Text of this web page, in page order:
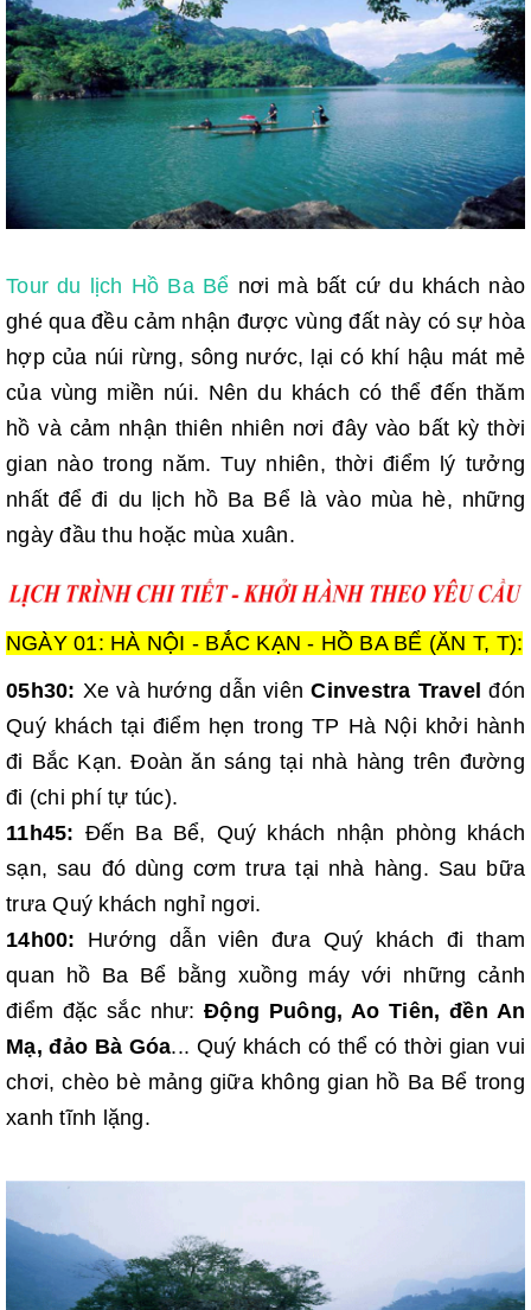
Tour du lịch Hồ Ba Bể nơi mà bất cứ du khách nào
ghé qua đều cảm nhận được vùng đất này có sự hòa
hợp của núi rừng, sông nước, lại có khí hậu mát mẻ
của vùng miền núi. Nên du khách có thể đến thăm
hồ và cảm nhận thiên nhiên nơi đây vào bất kỳ thời
gian nào trong năm. Tuy nhiên, thời điểm lý tưởng
nhất để đi du lịch hồ Ba Bể là vào mùa hè, những
ngày đầu thu hoặc mùa xuân.
NGÀY 01: HÀ NỘI - BẮC KẠN - HỒ BA BỂ (ĂN T, T):
05h30: Xe và hướng dẫn viênCinvestra Travel đón
Quý khách tại điểm hẹn trong TP Hà Nội khởi hành
đi Bắc Kạn. Đoàn ăn sáng tại nhà hàng trên đường
đi (chi phí tự túc).
11h45: Đến Ba Bể, Quý khách nhận phòng khách
sạn, sau đó dùng cơm trưa tại nhà hàng. Sau bữa
trưa Quý khách nghỉ ngơi.
14h00: Hướng dẫn viên đưa Quý khách đi tham
quan hồ Ba Bể bằng xuồng máy với những cảnh
điểm đặc sắc như:Động Puông, Ao Tiên, đền An
Mạ, đảo Bà Góa... Quý khách có thể có thời gian vui
chơi, chèo bè mảng giữa không gian hồ Ba Bể trong
xanh tĩnh lặng.